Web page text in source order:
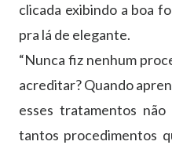
clicada exibindo a boa
pra lá de elegante.
“Nunca fiz nenhum
acreditar? Quando
esses tratamentos
tantos procedimentos